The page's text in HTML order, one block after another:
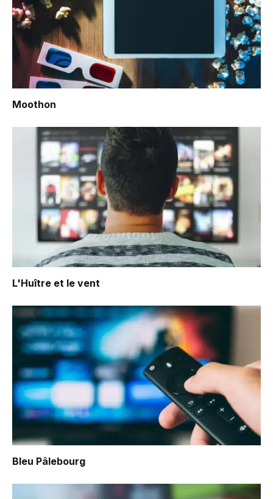
Moothon
L'Huître et le vent
Bleu Pâlebourg